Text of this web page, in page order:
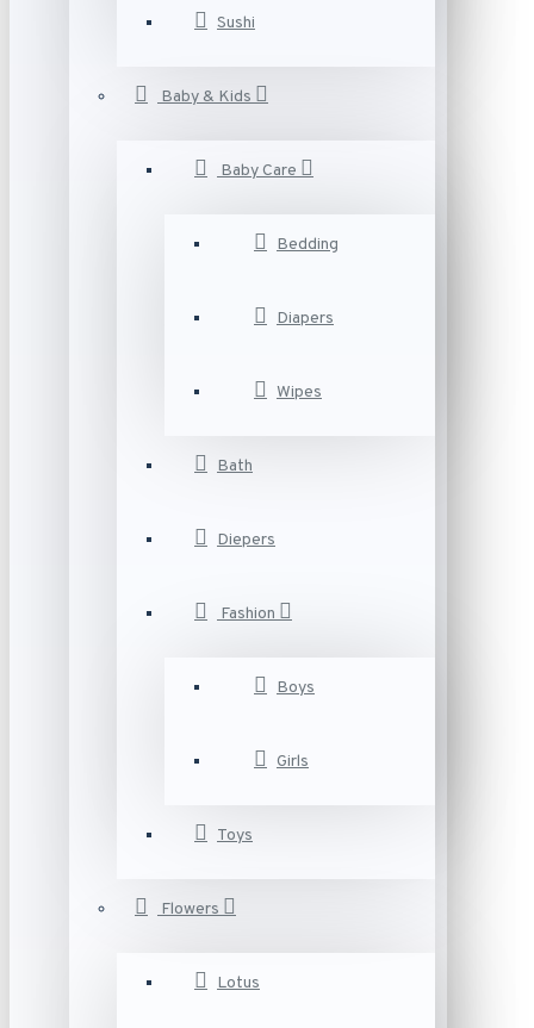
Sushi
Baby & Kids
Baby Care
Bedding
Diapers
Wipes
Bath
Diepers
Fashion
Boys
Girls
Toys
Flowers
Lotus